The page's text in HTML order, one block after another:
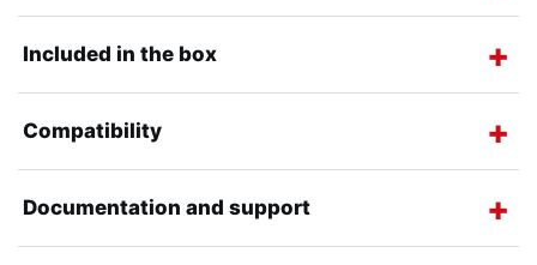
Included in the box
Compatibility
Documentation and support